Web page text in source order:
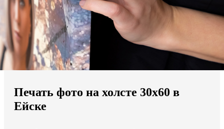
Мы доставляем по всему миру
Продолжить без города
Печать фото на холсте 30х60 в
Ейске